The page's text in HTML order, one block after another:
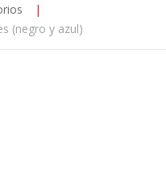
|
(negro y azul)